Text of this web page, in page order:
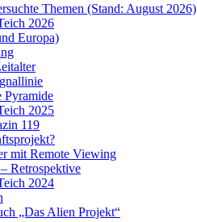
Themen (Stand: August 2026)
2026
Europa)
Pyramide
2025
119
mit Remote Viewing
Retrospektive
2024
„Das Alien Projekt“